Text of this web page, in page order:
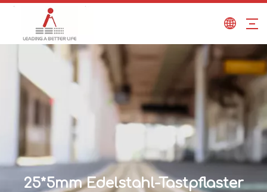
25*5mm Edelstahl-Tastpflaster